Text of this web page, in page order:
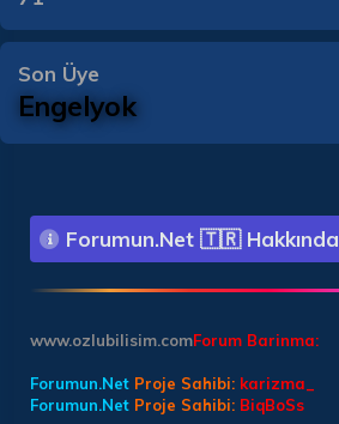
Son Üye
Engelyok
Forumun.Net 🇹🇷 Hakkında
Forum Barinma:
www.ozlubilisim.com
Forumun.Net Proje Sahibi: karizma_
Forumun.Net Proje Sahibi: BiqBoSs